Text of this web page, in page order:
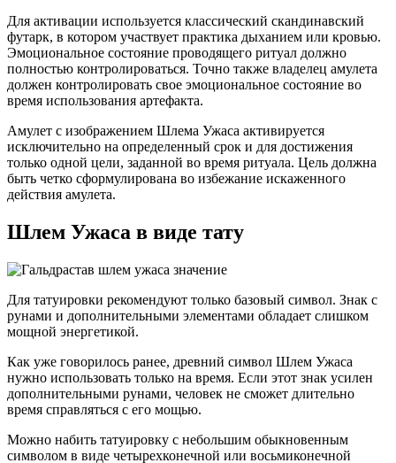
Для активации используется классический скандинавский
футарк, в котором участвует практика дыханием или кровью.
Эмоциональное состояние проводящего ритуал должно
полностью контролироваться. Точно также владелец амулета
должен контролировать свое эмоциональное состояние во
время использования артефакта.
Амулет с изображением Шлема Ужаса активируется
исключительно на определенный срок и для достижения
только одной цели, заданной во время ритуала. Цель должна
быть четко сформулирована во избежание искаженного
действия амулета.
Шлем Ужаса в виде тату
Для татуировки рекомендуют только базовый символ. Знак с
рунами и дополнительными элементами обладает слишком
мощной энергетикой.
Как уже говорилось ранее, древний символ Шлем Ужаса
нужно использовать только на время. Если этот знак усилен
дополнительными рунами, человек не сможет длительно
время справляться с его мощью.
Можно набить татуировку с небольшим обыкновенным
символом в виде четырехконечной или восьмиконечной